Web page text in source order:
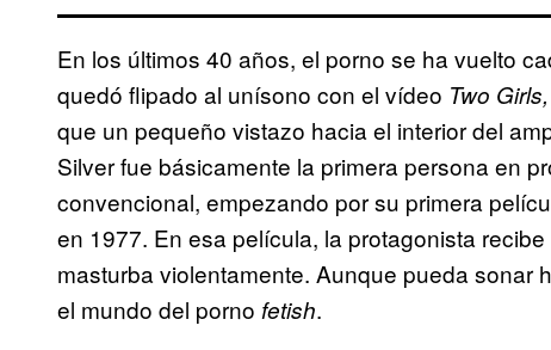
En los últimos 40 años, el porno se ha vuelto
quedó flipado al unísono con el vídeo Two
que un pequeño vistazo hacia el interior del
Silver fue básicamente la primera persona en
convencional, empezando por su primera
en 1977. En esa película, la protagonista
masturba violentamente. Aunque pueda sonar
el mundo del porno fetish.